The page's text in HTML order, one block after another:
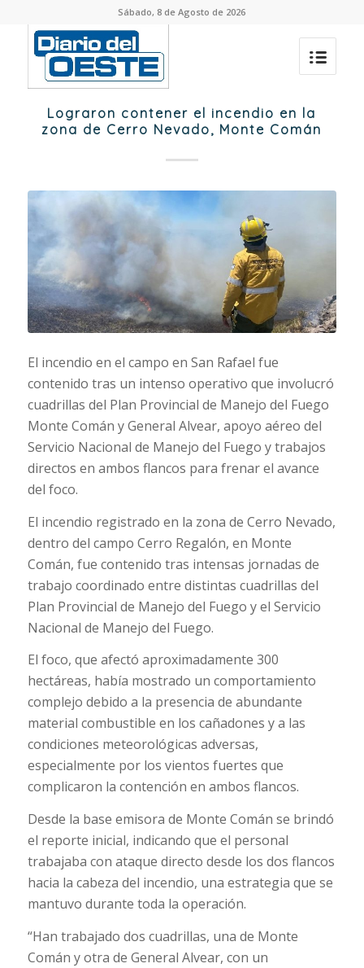
Sábado, 8 de Agosto de 2026
Lograron contener el incendio en la
zona de Cerro Nevado, Monte Comán
El incendio en el campo en San Rafael fue
contenido tras un intenso operativo que involucró
cuadrillas del Plan Provincial de Manejo del Fuego
Monte Comán y General Alvear, apoyo aéreo del
Servicio Nacional de Manejo del Fuego y trabajos
directos en ambos flancos para frenar el avance
del foco.
El incendio registrado en la zona de Cerro Nevado,
dentro del campo Cerro Regalón, en Monte
Comán, fue contenido tras intensas jornadas de
trabajo coordinado entre distintas cuadrillas del
Plan Provincial de Manejo del Fuego y el Servicio
Nacional de Manejo del Fuego.
El foco, que afectó aproximadamente 300
hectáreas, había mostrado un comportamiento
complejo debido a la presencia de abundante
material combustible en los cañadones y a las
condiciones meteorológicas adversas,
especialmente por los vientos fuertes que
complicaron la contención en ambos flancos.
Desde la base emisora de Monte Comán se brindó
el reporte inicial, indicando que el personal
trabajaba con ataque directo desde los dos flancos
hacia la cabeza del incendio, una estrategia que se
mantuvo durante toda la operación.
“Han trabajado dos cuadrillas, una de Monte
Comán y otra de General Alvear, con un